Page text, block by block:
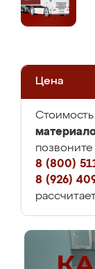
Цена
8 (800)
8 (926)